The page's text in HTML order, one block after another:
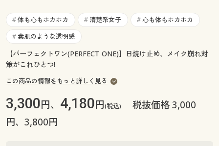
お気に入り
サポート
ご利用ガイド
ご利用ガイド
よくある質問とお問い合わせ
# 体も心もホカホカ # 清楚系女子 # 心も体もホカホカ
# 素肌のような透明感
【パーフェクトワン(PERFECT ONE)】日焼け止め、メイク崩れ対
策がこれひとつ!
この商品の情報をもっと詳しく見る
3,300円、 4,180円(税込)
税抜価格 3,000
円、3,800円